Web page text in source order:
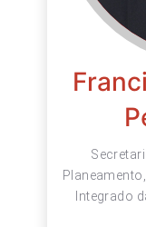
Integrado